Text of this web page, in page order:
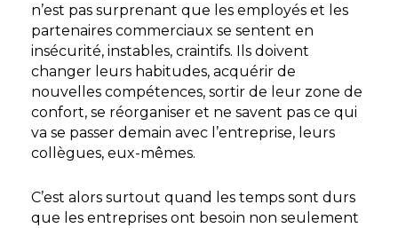
n’est pas surprenant que les employés et les
partenaires commerciaux se sentent en
insécurité, instables, craintifs. Ils doivent
changer leurs habitudes, acquérir de
nouvelles compétences, sortir de leur zone de
confort, se réorganiser et ne savent pas ce qui
va se passer demain avec l’entreprise, leurs
collègues, eux-mêmes.
C’est alors surtout quand les temps sont durs
que les entreprises ont besoin non seulement